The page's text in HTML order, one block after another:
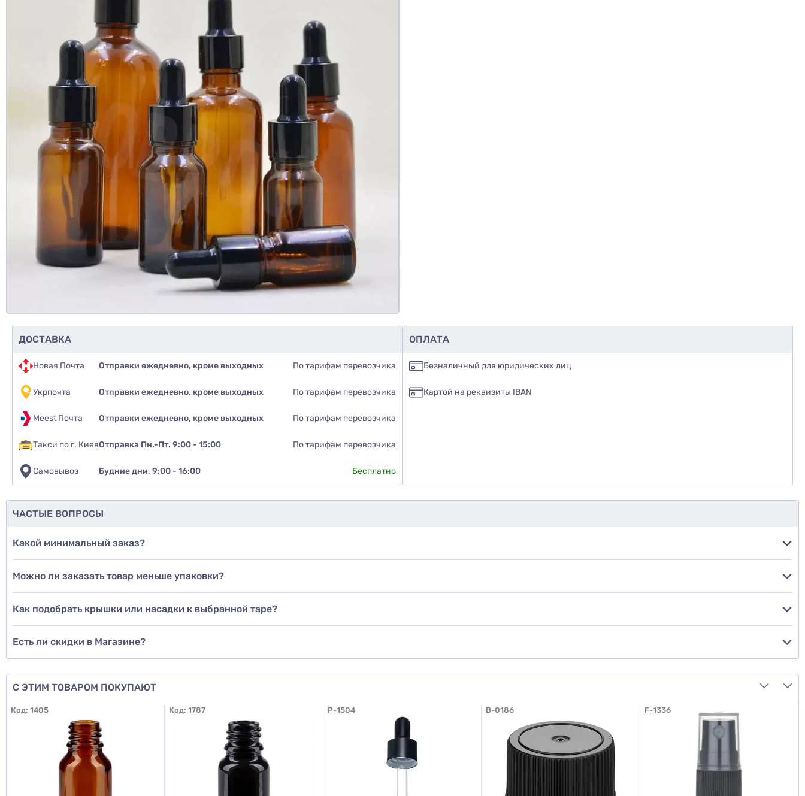
ДОСТАВКА
Новая Почта Отправки ежедневно, кроме выходных По тарифам перевозчика
Укрпочта Отправки ежедневно, кроме выходных По тарифам перевозчика
Meest Почта Отправки ежедневно, кроме выходных По тарифам перевозчика
Такси по г. КиевОтправка Пн.-Пт. 9:00 - 15:00 По тарифам перевозчика
Самовывоз Будние дни, 9:00 - 16:00 Бесплатно
ОПЛАТА
Безналичный для юридических лиц
Картой на реквизиты IBAN
ЧАСТЫЕ ВОПРОСЫ
Какой минимальный заказ?
Можно ли заказать товар меньше упаковки?
Как подобрать крышки или насадки к выбранной таре?
Есть ли скидки в Магазине?
С ЭТИМ ТОВАРОМ ПОКУПАЮТ
Код: 1405 Код:1787 P-1504 B-0186 F-1336